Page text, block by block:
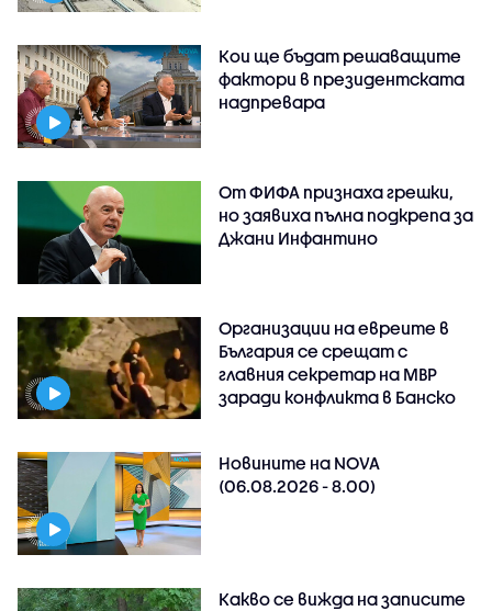
Кои ще бъдат решаващите
фактори в президентската
надпревара
От ФИФА признаха грешки,
но заявиха пълна подкрепа за
Джани Инфантино
Организации на евреите в
България се срещат с
главния секретар на МВР
заради конфликта в Банско
Новините на NOVA
(06.08.2026 - 8.00)
Какво се вижда на записите